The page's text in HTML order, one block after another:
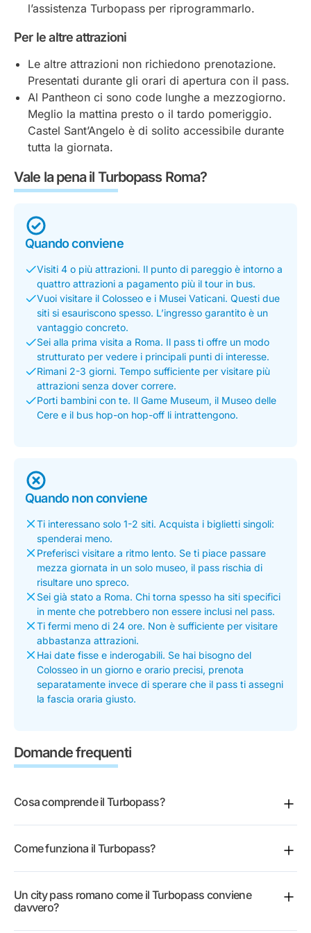
l’assistenza Turbopass per riprogrammarlo.
Per le altre attrazioni
Le altre attrazioni non richiedono prenotazione.
Presentati durante gli orari di apertura con il pass.
Al Pantheon ci sono code lunghe a mezzogiorno.
Meglio la mattina presto o il tardo pomeriggio.
Castel Sant’Angelo è di solito accessibile durante
tutta la giornata.
Vale la pena il Turbopass Roma?
Quando conviene
Visiti 4 o più attrazioni. Il punto di pareggio è intorno a
quattro attrazioni a pagamento più il tour in bus.
Vuoi visitare il Colosseo e i Musei Vaticani. Questi due
siti si esauriscono spesso. L’ingresso garantito è un
vantaggio concreto.
Sei alla prima visita a Roma. Il pass ti offre un modo
strutturato per vedere i principali punti di interesse.
Rimani 2-3 giorni. Tempo sufficiente per visitare più
attrazioni senza dover correre.
Porti bambini con te. Il Game Museum, il Museo delle
Cere e il bus hop-on hop-off li intrattengono.
Quando non conviene
Ti interessano solo 1-2 siti. Acquista i biglietti singoli:
spenderai meno.
Preferisci visitare a ritmo lento. Se ti piace passare
mezza giornata in un solo museo, il pass rischia di
risultare uno spreco.
Sei già stato a Roma. Chi torna spesso ha siti specifici
in mente che potrebbero non essere inclusi nel pass.
Ti fermi meno di 24 ore. Non è sufficiente per visitare
abbastanza attrazioni.
Hai date fisse e inderogabili. Se hai bisogno del
Colosseo in un giorno e orario precisi, prenota
separatamente invece di sperare che il pass ti assegni
la fascia oraria giusto.
Domande frequenti
Cosa comprende il Turbopass?
esperienze, un tour in bus hop-on hop-off di 48 ore,
di Roma. Il Colosseo e i Musei Vaticani sono opzioni
aggiuntive selezionabili al momento della
Come funziona il Turbopass?
accedere alle attrazioni incluse nel periodo di validità.
È tutto digitale: il pass e i dettagli di prenotazione
arrivano via e-mail da mostrare sul telefono.
Un city pass romano come il Turbopass conviene
davvero?